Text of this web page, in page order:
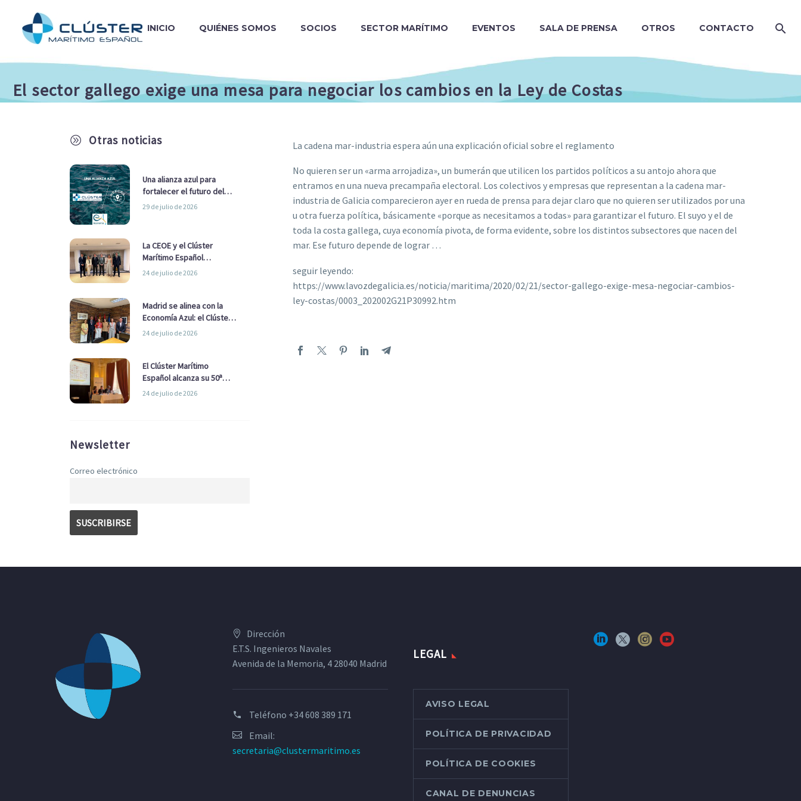
INICIO QUIÉNES SOMOS SOCIOS SECTOR MARÍTIMO EVENTOS SALA DE PRENSA OTROS CONTACTO
El sector gallego exige una mesa para negociar los cambios en la Ley de Costas
A Otras noticias
Una alianza azul para
fortalecer el futuro del
sector marítimo
29 de julio de 2026
La CEOE y el Clúster
Marítimo Español
refuerzan su alianza para
24 de julio de 2026
Madrid se alinea con la
Economía Azul: el Clúster
Marítimo Español y la Real
Ayuntamiento
24 de julio de 2026
El Clúster Marítimo
Español alcanza su 50ª
Asamblea reafirmando su
24 de julio de 2026
Newsletter
Correo electrónico
La cadena mar-industria espera aún una explicación oficial sobre el reglamento
No quieren ser un «arma arrojadiza», un bumerán que utilicen los partidos políticos a su antojo ahora que
entramos en una nueva precampaña electoral. Los colectivos y empresas que representan a la cadena mar-
industria de Galicia comparecieron ayer en rueda de prensa para dejar claro que no quieren ser utilizados por una
u otra fuerza política, básicamente «porque as necesitamos a todas» para garantizar el futuro. El suyo y el de
toda la costa gallega, cuya economía pivota, de forma evidente, sobre los distintos subsectores que nacen del
mar. Ese futuro depende de lograr …
seguir leyendo:
https://www.lavozdegalicia.es/noticia/maritima/2020/02/21/sector-gallego-exige-mesa-negociar-cambios-
ley-costas/0003_202002G21P30992.htm
Dirección
E.T.S. Ingenieros Navales
Avenida de la Memoria, 4 28040 Madrid
Teléfono +34 608 389 171
Email:
secretaria@clustermaritimo.es
LEGAL
AVISO LEGAL
POLÍTICA DE PRIVACIDAD
POLÍTICA DE COOKIES
CANAL DE DENUNCIAS